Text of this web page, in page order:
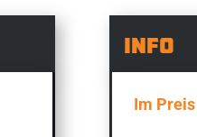
INFO
Im